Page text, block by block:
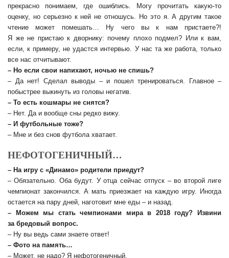
прекрасно понимаем, где ошиблись. Могу прочитать какую-то
оценку, но серьезно к ней не отношусь. Но это я. А другим такое
чтение может помешать… Ну чего вы к нам пристаете?!
Я же не пристаю к дворнику: почему плохо подмел? Или к вам,
если, к примеру, не удастся интервью. У нас та же работа, только
все нас отчитывают.
– Но если свои напихают, ночью не спишь?
– Да нет! Сделал выводы – и пошел тренироваться. Главное –
побыстрее выкинуть из головы негатив.
– То есть кошмары не снятся?
– Нет. Да и вообще сны редко вижу.
– И футбольные тоже?
– Мне и без снов футбола хватает.
НЕФОТОГЕНИЧНЫЙ…
– На игру с «Динамо» родители приедут?
– Обязательно. Оба будут. У отца сейчас отпуск – во второй лиге
чемпионат закончился. А мать приезжает на каждую игру. Иногда
остается на пару дней, наготовит мне еды – и назад.
– Можем мы стать чемпионами мира в 2018 году? Извини
за бредовый вопрос.
– Ну вы ведь сами знаете ответ!
– Фото на память…
– Может, не надо? Я нефотогеничный.